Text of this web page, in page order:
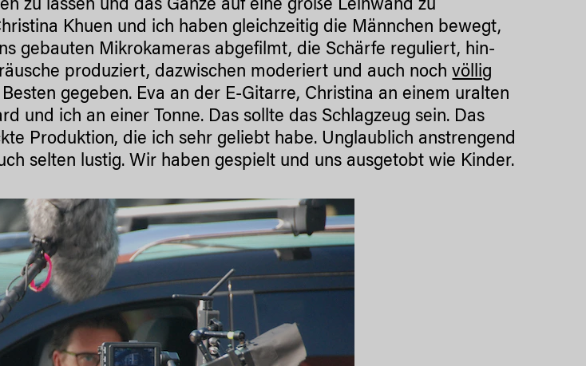
zu lassen und das Ganze auf eine große Leinwand zu
Khuen und ich haben gleichzeitig die Männchen bewegt,
gebauten Mikrokameras abgefilmt, die Schärfe reguliert, hin-
produziert, dazwischen moderiert und auch nochvöllig
gegeben. Eva an der E-Gitarre, Christina an einem uralten
und ich an einer Tonne. Das sollte das Schlagzeug sein. Das
Produktion, die ich sehr geliebt habe. Unglaublich anstrengend
selten lustig. Wir haben gespielt und uns ausgetobt wie Kinder.